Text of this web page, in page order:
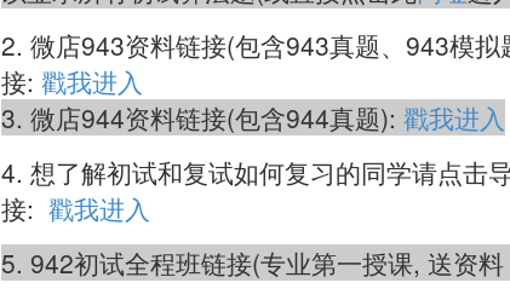
2. 微店943资料链接(包含943真题、943模
接:戳我进入
3. 微店944资料链接(包含944真题):戳我进入
4. 想了解初试和复试如何复习的同学请点击
接:戳我进入
5. 942初试全程班链接(专业第一授课, 送资